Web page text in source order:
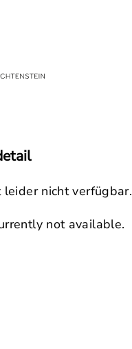
leider nicht verfügbar.
not available.